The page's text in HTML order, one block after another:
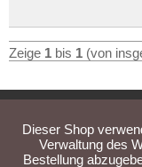
Syrien
Tadschikistan
Thailand
Australien &
Europa
Sets
Zeige 1 bis 1 (von
Privatsphäre und
Dieser Shop
Verwaltung des
Bestellung